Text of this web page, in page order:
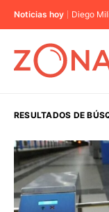
Noticias hoy Diego
CABA
BUENOS AIRES
RESULTADOS DE